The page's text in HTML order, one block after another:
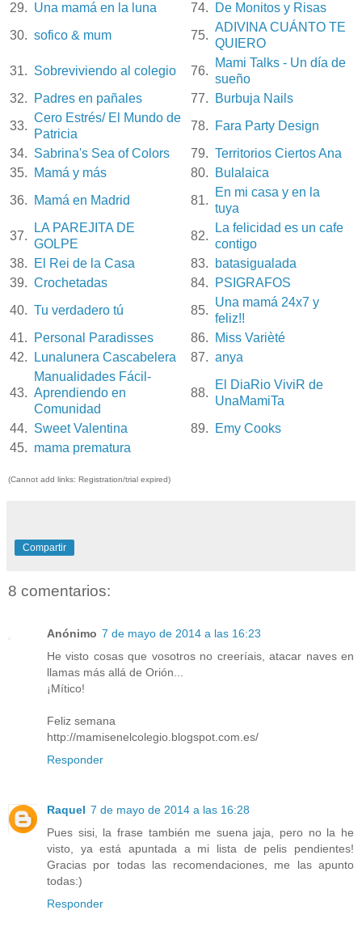
29. Una mamá en la luna 74.
De Monitos y Risas
30. sofico & mum 75.
ADIVINA CUÁNTO TE
QUIERO
31. Sobreviviendo al colegio 76.
Mami Talks - Un día de
sueño
32.
Padres en pañales 77.
Burbuja Nails
33.
Cero Estrés/ El Mundo de
Patricia
78.
Fara Party Design
34. Sabrina's Sea of Colors 79. Territorios Ciertos Ana
35.
Mamá y más 80.
Bulalaica
36.
Mamá en Madrid 81.
En mi casa y en la
tuya
37.
LA PAREJITA DE
GOLPE
82.
La felicidad es un cafe
contigo
38.
El Rei de la Casa 83.
batasigualada
39. Crochetadas 84.
PSIGRAFOS
40. Tu verdadero tú 85.
Una mamá 24x7 y
feliz!!
41.
Personal Paradisses 86.
Miss Varièté
42.
Lunalunera Cascabelera 87. anya
43.
Manualidades Fácil-
Aprendiendo en
Comunidad
88.
El DiaRio ViviR de
UnaMamiTa
44. Sweet Valentina 89.
Emy Cooks
45. mama prematura
(Cannot add links: Registration/trial expired)
Compartir
8 comentarios:
Anónimo 7 de mayo de 2014 a las 16:23
He visto cosas que vosotros no creeríais, atacar naves en
llamas más allá de Orión...
¡Mítico!
Feliz semana
http://mamisenelcolegio.blogspot.com.es/
Responder
Raquel 7 de mayo de 2014 a las 16:28
Pues sisi, la frase también me suena jaja, pero no la he
visto, ya está apuntada a mi lista de pelis pendientes!
Gracias por todas las recomendaciones, me las apunto
todas:)
Responder